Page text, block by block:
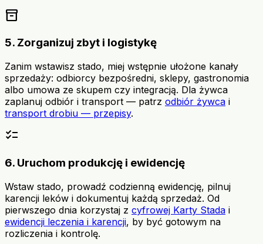
inventory_2
5. Zorganizuj zbyt i logistykę
Zanim wstawisz stado, miej wstępnie ułożone kanały
sprzedaży: odbiorcy bezpośredni, sklepy, gastronomia
albo umowa ze skupem czy integracją. Dla żywca
zaplanuj odbiór i transport — patrz odbiór żywca i
transport drobiu — przepisy.
checklist
6. Uruchom produkcję i ewidencję
Wstaw stado, prowadź codzienną ewidencję, pilnuj
karencji leków i dokumentuj każdą sprzedaż. Od
pierwszego dnia korzystaj z cyfrowej Karty Stada i
ewidencji leczenia i karencji, by być gotowym na
rozliczenia i kontrolę.